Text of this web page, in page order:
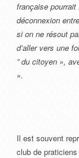
française
déconnexion
si on ne résout
d’aller vers une
” du citoyen »,
».
Il est souvent
club de